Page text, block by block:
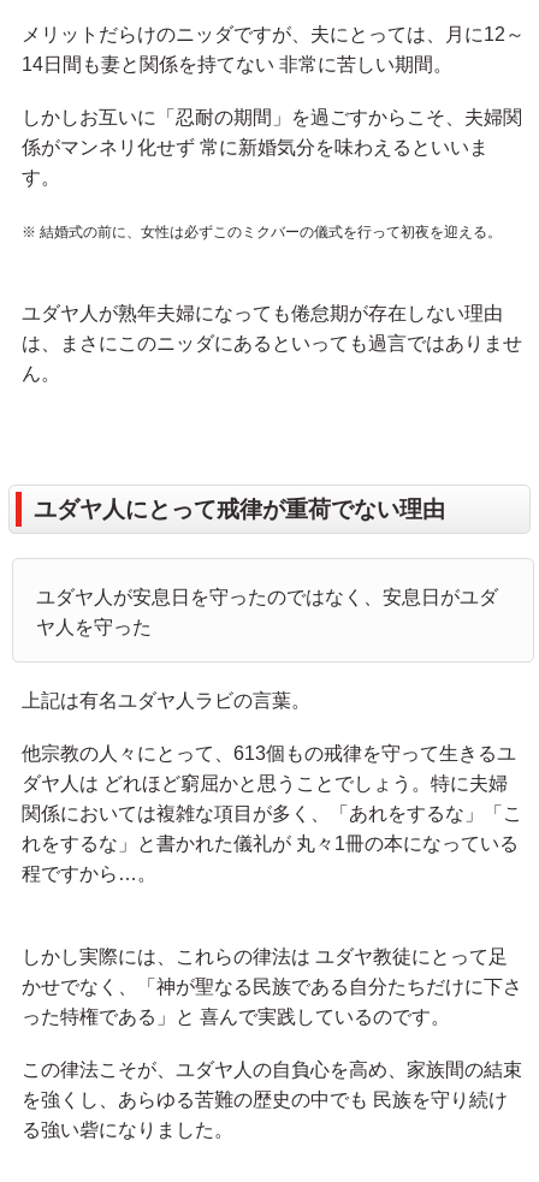
メリットだらけのニッダですが、夫にとっては、月に12～
14日間も妻と関係を持てない 非常に苦しい期間。
しかしお互いに「忍耐の期間」を過ごすからこそ、夫婦関
係がマンネリ化せず 常に新婚気分を味わえるといいま
す。
※ 結婚式の前に、女性は必ずこのミクバーの儀式を行って初夜を迎える。
ユダヤ人が熟年夫婦になっても倦怠期が存在しない理由
は、まさにこのニッダにあるといっても過言ではありませ
ん。
ユダヤ人にとって戒律が重荷でない理由
ユダヤ人が安息日を守ったのではなく、安息日がユダ
ヤ人を守った
上記は有名ユダヤ人ラビの言葉。
他宗教の人々にとって、613個もの戒律を守って生きるユ
ダヤ人は どれほど窮屈かと思うことでしょう。特に夫婦
関係においては複雑な項目が多く、「あれをするな」「こ
れをするな」と書かれた儀礼が 丸々1冊の本になっている
程ですから…。
しかし実際には、これらの律法は ユダヤ教徒にとって足
かせでなく、「神が聖なる民族である自分たちだけに下さ
った特権である」と 喜んで実践しているのです。
この律法こそが、ユダヤ人の自負心を高め、家族間の結束
を強くし、あらゆる苦難の歴史の中でも 民族を守り続け
る強い砦になりました。